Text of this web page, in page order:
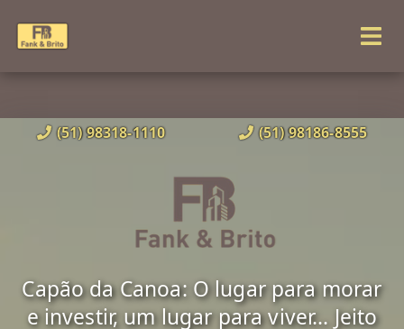
(51) 98318-1110 (51) 98186-8555
Capão da Canoa: O lugar para morar
e investir, um lugar para viver... Jeito